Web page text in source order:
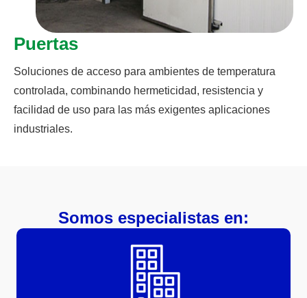
Puertas
Soluciones de acceso para ambientes de temperatura
controlada, combinando hermeticidad, resistencia y
facilidad de uso para las más exigentes aplicaciones
industriales.
Somos especialistas en: